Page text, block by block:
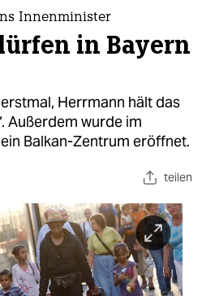
Innenminister
in Bayern
Herrmann hält das
Außerdem wurde im
Balkan-Zentrum eröffnet.
teilen